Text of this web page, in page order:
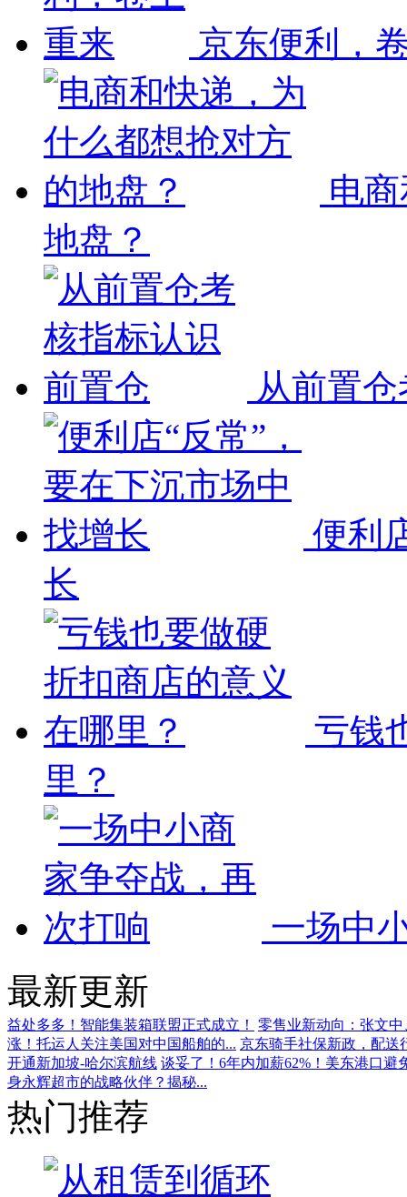
京东便利，
电
地盘？
从前置
便利
长
亏钱
里？
一场中
最新更新
益处多多！智能集装箱联盟正式成立！
零售业新动向：张文
涨！托运人关注美国对中国船舶的... 京东骑手社保新政，配送
开通新加坡-哈尔滨航线 谈妥了！6年内加薪62%！美东港口避
身永辉超市的战略伙伴？揭秘...
热门推荐